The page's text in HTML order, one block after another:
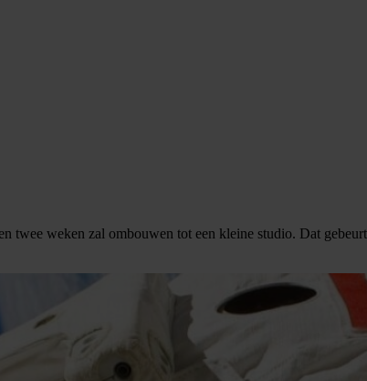
weken zal ombouwen tot een kleine studio. Dat